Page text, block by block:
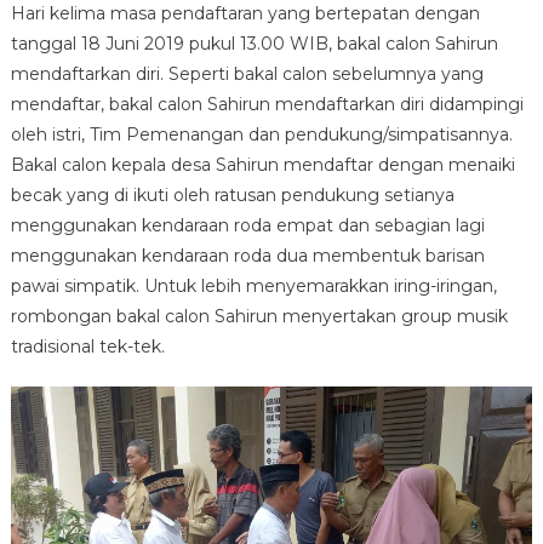
Bakal
Calon
Kepala
Desa
Klampok
:
SAHIRUN
Hari kelima masa pendaftaran yang bertepatan dengan
tanggal 18 Juni 2019 pukul 13.00 WIB, bakal calon Sahirun
mendaftarkan diri. Seperti bakal calon sebelumnya yang
mendaftar, bakal calon Sahirun mendaftarkan diri didampingi
oleh istri, Tim Pemenangan dan pendukung/simpatisannya.
Bakal calon kepala desa Sahirun mendaftar dengan menaiki
becak yang di ikuti oleh ratusan pendukung setianya
menggunakan kendaraan roda empat dan sebagian lagi
menggunakan kendaraan roda dua membentuk barisan
pawai simpatik. Untuk lebih menyemarakkan iring-iringan,
rombongan bakal calon Sahirun menyertakan group musik
tradisional tek-tek.